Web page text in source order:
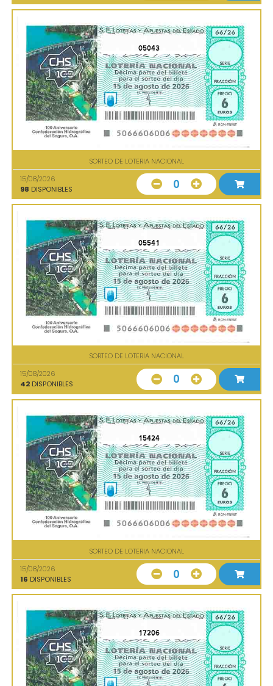
05043
SORTEO DE LOTERIA NACIONAL
15/08/2026
98 DISPONIBLES 0
05541
SORTEO DE LOTERIA NACIONAL
15/08/2026
42 DISPONIBLES 0
15424
SORTEO DE LOTERIA NACIONAL
15/08/2026
16 DISPONIBLES 0
17206